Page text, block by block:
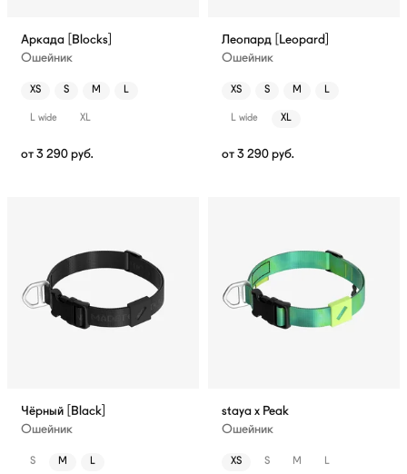
Аркада [Blocks]
Ошейник
XS S M L
L wide XL
от 3 290 руб.
Леопард [Leopard]
Ошейник
XS S M L
L wide XL
от 3 290 руб.
Чёрный [Black]
Ошейник
S M L
staya x Peak
Ошейник
XS S M L